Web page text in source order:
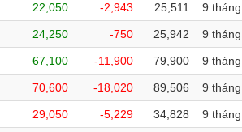
22,050 -2,943 25,511 9 tháng
24,250 -750 25,942 9 tháng
67,100 -11,900 79,900 9 tháng
70,600 -18,020 89,506 9 tháng
29,050 -5,229 34,828 9 tháng